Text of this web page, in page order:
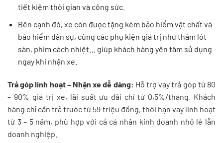
tiết kiệm thời gian và công sức.
Bên cạnh đó, xe còn được tặng kèm bảo hiểm vật chất và
bảo hiểm dân sự, cùng các phụ kiện giá trị như thảm lót
sàn, phim cách nhiệt… giúp khách hàng yên tâm sử dụng
ngay khi nhận xe.
Trả góp linh hoạt – Nhận xe dễ dàng: Hỗ trợ vay trả góp từ 80
– 90% giá trị xe, lãi suất ưu đãi chỉ từ 0,5%/tháng. Khách
hàng chỉ cần trả trước từ 59 triệu đồng, thời hạn vay linh hoạt
từ 3 – 5 năm, phù hợp với cả cá nhân kinh doanh nhỏ lẻ lẫn
doanh nghiệp.